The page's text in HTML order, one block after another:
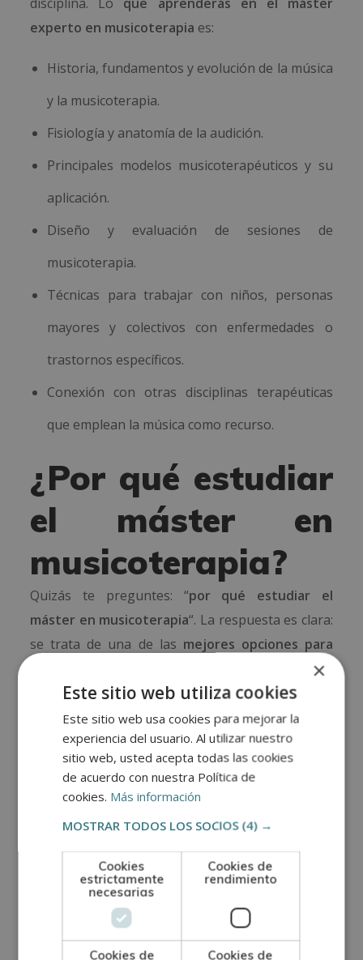
experto en musicoterapia es:
Historia, fundamentos y evolución de la música
y la musicoterapia.
Fisiología y anatomía de la audición.
Principales modelos musicoterapéuticos y su
aplicación.
Diseño y evaluación de sesiones de
musicoterapia.
Técnicas para trabajar con niños, personas
mayores y colectivos con enfermedades o
trastornos específicos.
Conexión con otras disciplinas terapéuticas
que emplean la música como recurso.
¿Por qué estudiar
el máster en
musicoterapia?
Quizás te preguntes: “por qué estudiar el
máster en musicoterapia“. La respuesta es clara:
se trata de una de las mejores opciones para
y para seguir
apostando por tu formación continua. Nuestro
programa te ofrece la posibilidad deampliar tus
conocimientos,reforzar tu perfil profesional
abrirte nuevas oportunidades laborales.
Además, nuestro máster cuenta con una carga
horaria de300 horas, una duración máxima de
metodología flexible,modalidad a distancia
u online,temario completo de calidad y
individualesque te acompañarán en cada paso.
Todo ello lo convierte en una formación
accesible, cercana y adaptada a tus necesidades.
×
Este sitio web utiliza cookies
Este sitio web usa cookies para mejorar la
experiencia del usuario. Al utilizar nuestro
sitio web, usted acepta todas las cookies
de acuerdo con nuestra Política de
cookies. Más información
MOSTRAR TODOS LOS SOCIOS (4) →
Cookies
estrictamente
necesarias
Cookies de
rendimiento
Cookies de
Cookies de